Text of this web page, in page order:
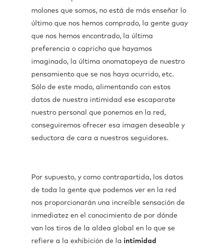
molones que somos, no está de más enseñar lo
último que nos hemos comprado, la gente guay
que nos hemos encontrado, la última
preferencia o capricho que hayamos
imaginado, la última onomatopeya de nuestro
pensamiento que se nos haya ocurrido, etc.
Sólo de este modo, alimentando con estos
datos de nuestra intimidad ese escaparate
nuestro personal que ponemos en la red,
conseguiremos ofrecer esa imagen deseable y
seductora de cara a nuestros seguidores.
Por supuesto, y como contrapartida, los datos
de toda la gente que podemos ver en la red
nos proporcionarán una increíble sensación de
inmediatez en el conocimiento de por dónde
van los tiros de la aldea global en lo que se
refiere a la exhibición de la intimidad